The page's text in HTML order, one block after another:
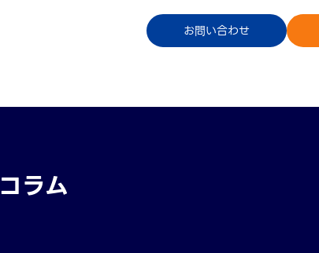
お問い合わせ
ご利用中のお客様へ
コラム